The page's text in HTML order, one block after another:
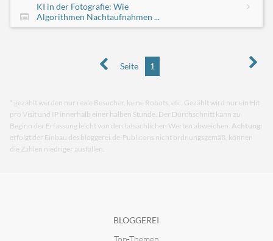
KI in der Fotografie: Wie
Algorithmen Nachtaufnahmen ...
Seite 1
* gezählt werden nur reale Besucher, keine Robots, etc. Gezählt wird nur ein Hit
pro Visit und IP innerhalb einer halben Stunde. Der Durchschnitt kann zu
Beginn der Erfassung leicht von den tatsächlichen Werten abweichen. Achtung:
erfolgt der Einbau des bloggerei.de-Publicons nicht ordnungsgemäß, können
die Zahlen niedriger ausfallen.
BLOGGEREI
Top-Themen